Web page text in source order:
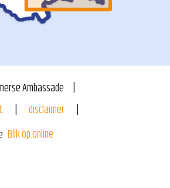
Ambassade
disclaimer
Blik op online